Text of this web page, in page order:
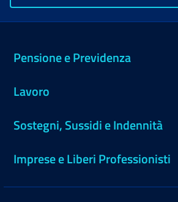
Pensione e Previdenza
Lavoro
Sostegni, Sussidi e Indennità
Imprese e Liberi Professionisti